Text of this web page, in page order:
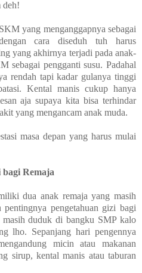
deh!
yang menganggapnya sebagai
cara diseduh tuh harus
yang akhirnya terjadi pada anak-
sebagai pengganti susu. Padahal
rendah tapi kadar gulanya tinggi
Kental manis cukup hanya
aja supaya kita bisa terhindar
yang mengancam anak muda.
masa depan yang harus mulai
bagi Remaja
dua anak remaja yang masih
pentingnya pengetahuan gizi bagi
duduk di bangku SMP kalo
lho. Sepanjang hari pengennya
micin atau makanan
sirup, kental manis atau taburan